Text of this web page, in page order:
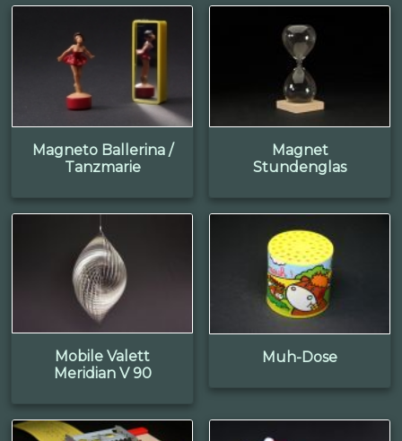
Magneto Ballerina /
Tanzmarie
Magnet
Stundenglas
Mobile Valett
Meridian V 90
Muh-Dose